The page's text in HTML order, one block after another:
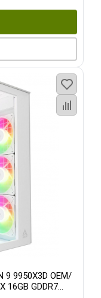
9 9950X3D OEM/
16GB GDDR7